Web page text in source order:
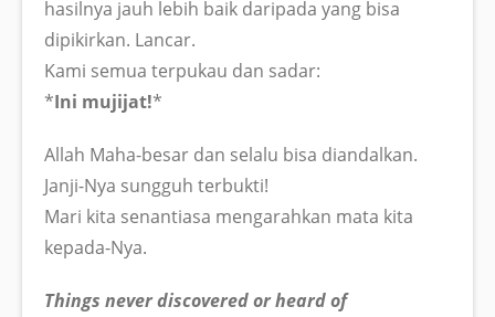
hasilnya jauh lebih baik daripada yang bisa
dipikirkan. Lancar.
Kami semua terpukau dan sadar:
*Ini mujijat!*
Allah Maha-besar dan selalu bisa diandalkan.
Janji-Nya sungguh terbukti!
Mari kita senantiasa mengarahkan mata kita
kepada-Nya.
Things never discovered or heard of